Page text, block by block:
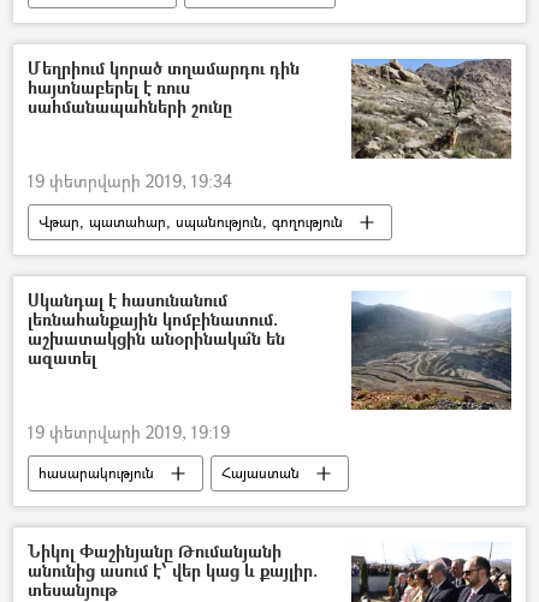
Հովհաննես Գալստյան
Մեղրիում կորած տղամարդու դին
հայտնաբերել է ռուս
սահմանապահների շունը
19 փետրվարի 2019, 19:34
Վթար, պատահար, սպանություն, գողություն
Պատահարներ
Հայաստան
Սկանդալ է հասունանում
լեռնահանքային կոմբինատում.
աշխատակցին անօրինակա՞ն են
ազատել
19 փետրվարի 2019, 19:19
հասարակություն Հայաստան
Նիկոլ Փաշինյանը Թումանյանի
անունից ասում է՝ վեր կաց և քայլիր.
տեսանյութ